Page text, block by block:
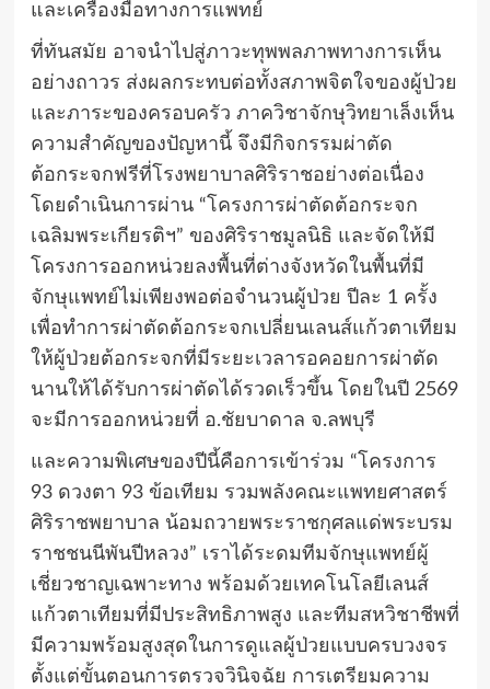
และเครื่องมือทางการแพทย์
ที่ทันสมัย อาจนำไปสู่ภาวะทุพพลภาพทางการเห็น
อย่างถาวร ส่งผลกระทบต่อทั้งสภาพจิตใจของผู้ป่วย
และภาระของครอบครัว ภาควิชาจักษุวิทยาเล็งเห็น
ความสำคัญของปัญหานี้ จึงมีกิจกรรมผ่าตัด
ต้อกระจกฟรีที่โรงพยาบาลศิริราชอย่างต่อเนื่อง
โดยดำเนินการผ่าน “โครงการผ่าตัดต้อกระจก
เฉลิมพระเกียรติฯ” ของศิริราชมูลนิธิ และจัดให้มี
โครงการออกหน่วยลงพื้นที่ต่างจังหวัดในพื้นที่มี
จักษุแพทย์ไม่เพียงพอต่อจำนวนผู้ป่วย ปีละ 1 ครั้ง
เพื่อทำการผ่าตัดต้อกระจกเปลี่ยนเลนส์แก้วตาเทียม
ให้ผู้ป่วยต้อกระจกที่มีระยะเวลารอคอยการผ่าตัด
นานให้ได้รับการผ่าตัดได้รวดเร็วขึ้น โดยในปี 2569
จะมีการออกหน่วยที่ อ.ชัยบาดาล จ.ลพบุรี
และความพิเศษของปีนี้คือการเข้าร่วม “โครงการ
93 ดวงตา 93 ข้อเทียม รวมพลังคณะแพทยศาสตร์
ศิริราชพยาบาล น้อมถวายพระราชกุศลแด่พระบรม
ราชชนนีพันปีหลวง” เราได้ระดมทีมจักษุแพทย์ผู้
เชี่ยวชาญเฉพาะทาง พร้อมด้วยเทคโนโลยีเลนส์
แก้วตาเทียมที่มีประสิทธิภาพสูง และทีมสหวิชาชีพที่
มีความพร้อมสูงสุดในการดูแลผู้ป่วยแบบครบวงจร
ตั้งแต่ขั้นตอนการตรวจวินิจฉัย การเตรียมความ